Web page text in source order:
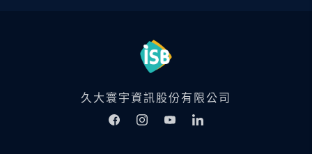
久大寰宇資訊股份有限公司